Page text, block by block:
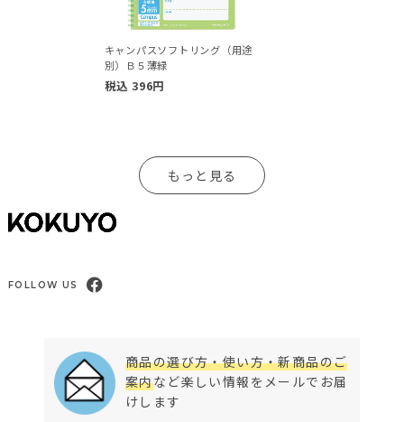
キャンパスソフトリング（用途
別）Ｂ５薄緑
税込 396円
もっと見る
FOLLOW US
商品の選び方・使い方・新商品のご
案内など楽しい情報をメールでお届
けします